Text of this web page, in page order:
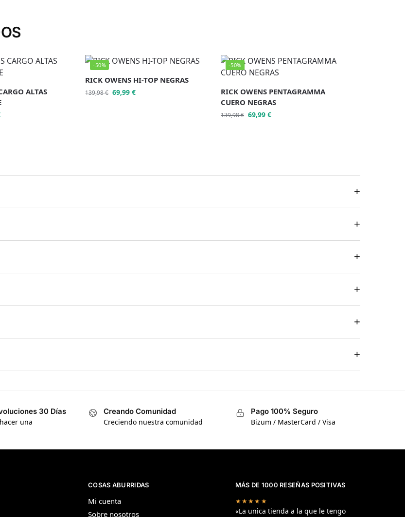
ALTAS
-50%
RICK OWENS HI-TOP NEGRAS
139,98€ 69,99€
-50%
RICK OWENS PENTAGRAMMA
CUERO NEGRAS
139,98€ 69,99€
+
+
+
+
+
+
30 Días
una
Creando Comunidad
Creciendo nuestra comunidad
Pago 100% Seguro
Bizum / MasterCard / Visa
COSAS ABURRIDAS
Mi cuenta
Sobre nosotros
MÁS DE 1000 RESEÑAS POSITIVAS
★★★★★
«La unica tienda a la que le tengo